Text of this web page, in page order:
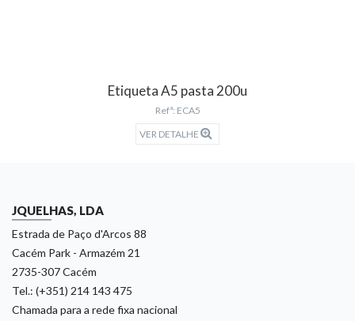
Etiqueta A5 pasta 200u
Refª: ECA5
VER DETALHE
JQUELHAS, LDA
Estrada de Paço d'Arcos 88
Cacém Park - Armazém 21
2735-307 Cacém
Tel.: (+351) 214 143 475
Chamada para a rede fixa nacional